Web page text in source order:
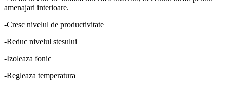
amenajari interioare.
-Cresc nivelul de productivitate
-Reduc nivelul stesului
-Izoleaza fonic
-Regleaza temperatura